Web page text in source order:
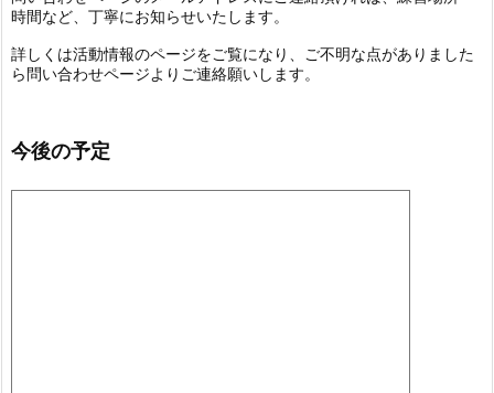
時間など、丁寧にお知らせいたします。
詳しくは活動情報のページをご覧になり、ご不明な点がありました
ら問い合わせページよりご連絡願いします。
今後の予定